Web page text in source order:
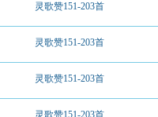
灵歌赞151-203首
灵歌赞151-203首
灵歌赞151-203首
灵歌赞151-203首